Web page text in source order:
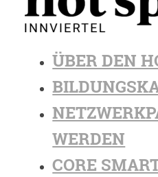
ÜBER DEN
WERDEN
CORE